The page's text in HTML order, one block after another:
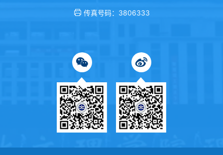
传真号码：3806333